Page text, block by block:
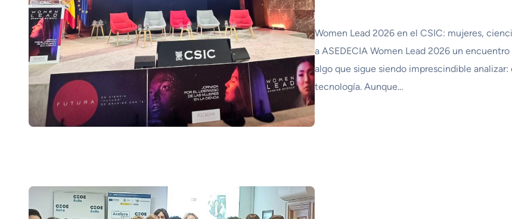
Women Lead 2026 en el CSIC: mujeres,
a ASEDECIA Women Lead 2026 un
algo que sigue siendo imprescindible
tecnología. Aunque…